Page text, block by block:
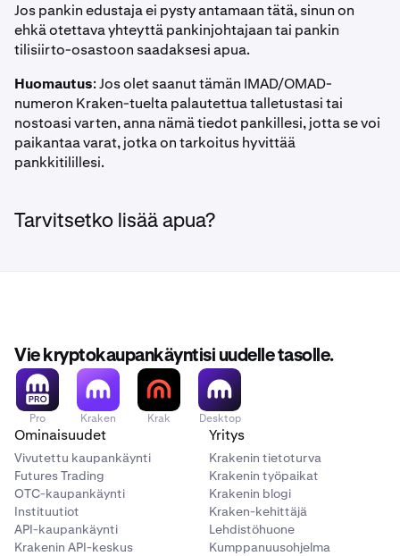
Jos pankin edustaja ei pysty antamaan tätä, sinun on
ehkä otettava yhteyttä pankinjohtajaan tai pankin
tilisiirto-osastoon saadaksesi apua.
Huomautus: Jos olet saanut tämän IMAD/OMAD-
numeron Kraken-tuelta palautettua talletustasi tai
nostoasi varten, anna nämä tiedot pankillesi, jotta se voi
paikantaa varat, jotka on tarkoitus hyvittää
pankkitilillesi.
Tarvitsetko lisää apua?
Vie kryptokaupankäyntisi uudelle tasolle.
Pro Kraken Krak Desktop
Ominaisuudet
Vivutettu kaupankäynti
Futures Trading
OTC-kaupankäynti
Instituutiot
API-kaupankäynti
Krakenin API-keskus
Yritys
Krakenin tietoturva
Krakenin työpaikat
Krakenin blogi
Kraken-kehittäjä
Lehdistöhuone
Kumppanuusohjelma